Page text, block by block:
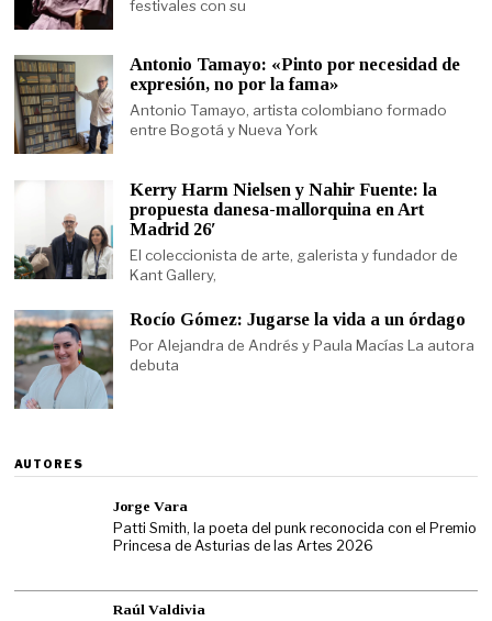
festivales con su
Antonio Tamayo: «Pinto por necesidad de
expresión, no por la fama»
Antonio Tamayo, artista colombiano formado
entre Bogotá y Nueva York
Kerry Harm Nielsen y Nahir Fuente: la
propuesta danesa-mallorquina en Art
Madrid 26′
El coleccionista de arte, galerista y fundador de
Kant Gallery,
Rocío Gómez: Jugarse la vida a un órdago
Por Alejandra de Andrés y Paula Macías La autora
debuta
AUTORES
Jorge Vara
Patti Smith, la poeta del punk reconocida con el Premio
Princesa de Asturias de las Artes 2026
Raúl Valdivia